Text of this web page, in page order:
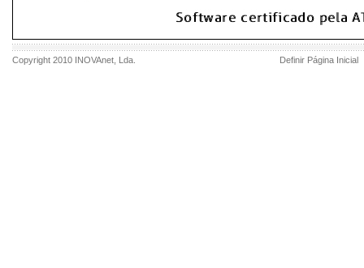
Copyright 2010 INOVAnet , Lda. Definir Página Inicial